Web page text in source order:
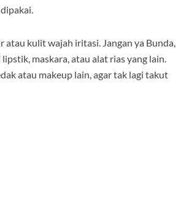
atau kulit wajah iritasi. Jangan ya Bunda,
maskara, atau alat rias yang lain.
atau makeup lain, agar tak lagi takut